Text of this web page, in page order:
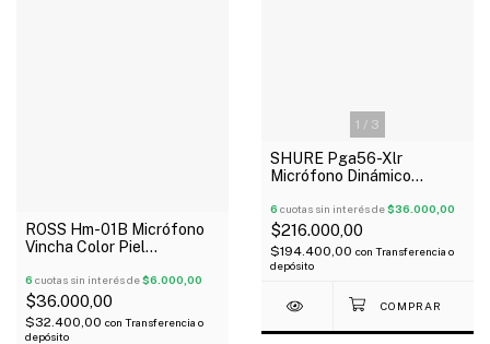
ROSS Hm-01B Micrófono
Vincha Color Piel
Omnidireccional P3
6 cuotas sin interés de$6.000,00
$36.000,00
$32.400,00 con Transferencia o
depósito
1 / 3
SHURE Pga56-Xlr
Micrófono Dinámico
6 cuotas sin interés de$36.000,00
$216.000,00
$194.400,00 con Transferencia o
depósito